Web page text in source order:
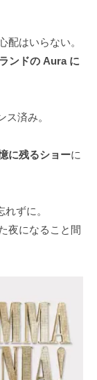
配はいらない。
ンドの Aura に
済み。
に残るショーに
れずに。
夜になること間